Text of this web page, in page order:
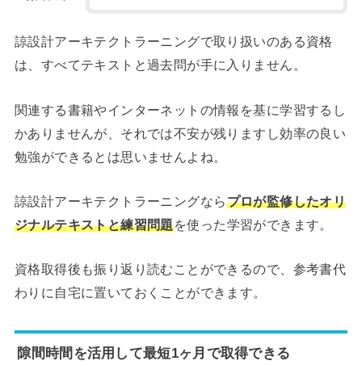
諒設計アーキテクトラーニングで取り扱いのある資格
は、すべてテキストと過去問が手に入りません。
関連する書籍やインターネットの情報を基に学習するし
かありませんが、それでは不安が残りますし効率の良い
勉強ができるとは思いませんよね。
諒設計アーキテクトラーニングならプロが監修したオリ
ジナルテキストと練習問題を使った学習ができます。
資格取得後も振り返り読むことができるので、参考書代
わりに自宅に置いておくことができます。
隙間時間を活用して最短1ヶ月で取得できる